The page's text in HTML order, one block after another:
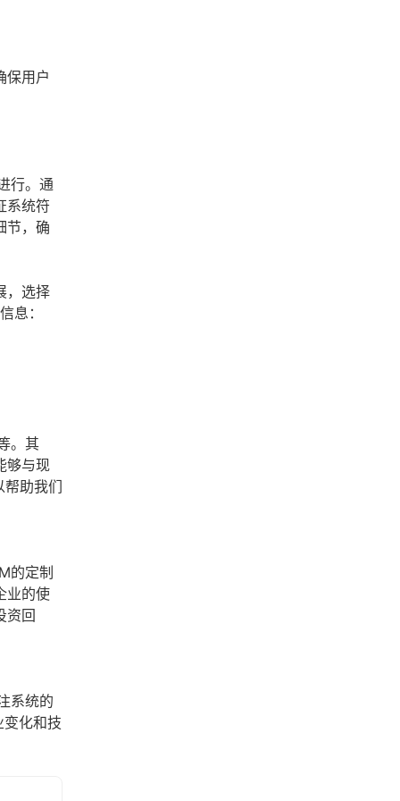
保用户
行。通
系统符
节，确
，选择
息：
。其
够与现
助我们
的定制
业的使
资回
系统的
化和技